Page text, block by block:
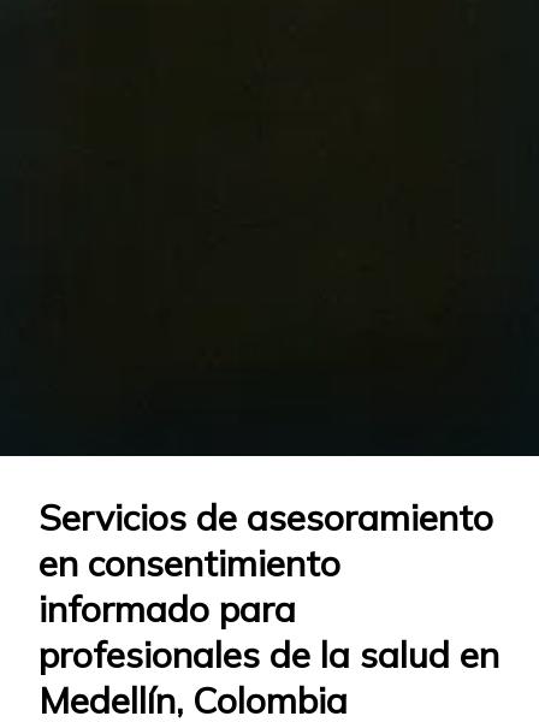
Servicios de asesoramiento
en consentimiento
informado para
profesionales de la salud en
Medellín, Colombia